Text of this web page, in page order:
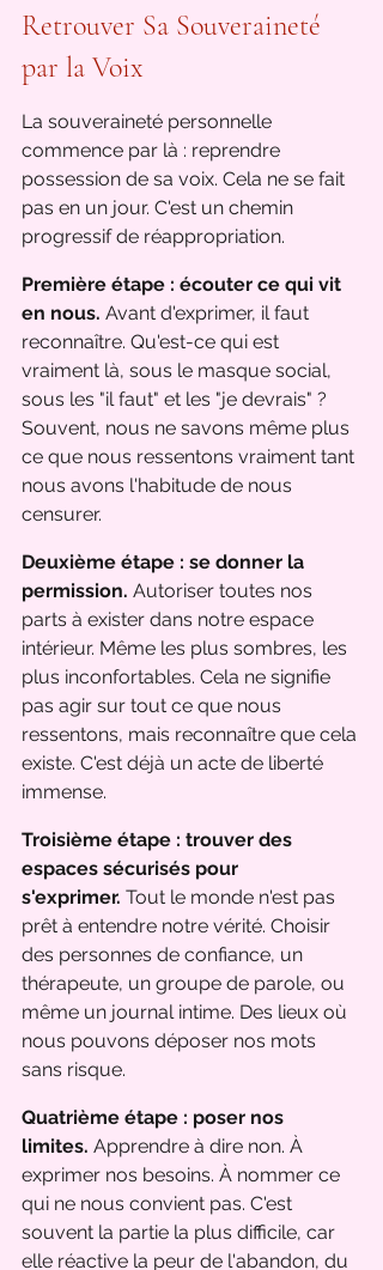
Retrouver Sa Souveraineté
par la Voix
La souveraineté personnelle
commence par là : reprendre
possession de sa voix. Cela ne se fait
pas en un jour. C'est un chemin
progressif de réappropriation.
Première étape : écouter ce qui vit
en nous. Avant d'exprimer, il faut
reconnaître. Qu'est-ce qui est
vraiment là, sous le masque social,
sous les "il faut" et les "je devrais" ?
Souvent, nous ne savons même plus
ce que nous ressentons vraiment tant
nous avons l'habitude de nous
censurer.
Deuxième étape : se donner la
permission. Autoriser toutes nos
parts à exister dans notre espace
intérieur. Même les plus sombres, les
plus inconfortables. Cela ne signifie
pas agir sur tout ce que nous
ressentons, mais reconnaître que cela
existe. C'est déjà un acte de liberté
immense.
Troisième étape : trouver des
espaces sécurisés pour
s'exprimer. Tout le monde n'est pas
prêt à entendre notre vérité. Choisir
des personnes de confiance, un
thérapeute, un groupe de parole, ou
même un journal intime. Des lieux où
nous pouvons déposer nos mots
sans risque.
Quatrième étape : poser nos
limites. Apprendre à dire non. À
exprimer nos besoins. À nommer ce
qui ne nous convient pas. C'est
souvent la partie la plus difficile, car
elle réactive la peur de l'abandon, du